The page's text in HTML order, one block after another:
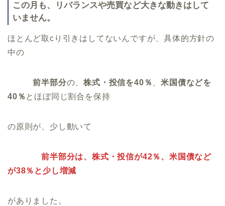
この月も、リバランスや売買など大きな動きはして
いません。
ほとんど取cり引きはしてないんですが、具体的方針の
中の
前半部分の、株式・投信を40％ 、米国債などを
40％ とほぼ同じ割合を保持
の原則が、少し動いて
前半部分は、株式・投信が42％、米国債など
が38％と少し増減
がありました。